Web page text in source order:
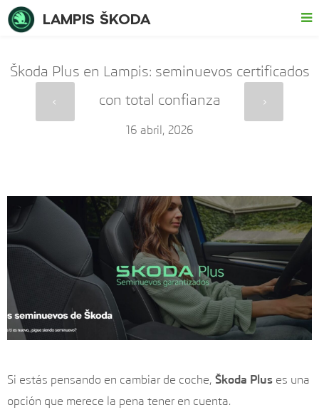
Škoda Plus en Lampis: seminuevos certificados
con total confianza
16 abril, 2026
Si estás pensando en cambiar de coche, Škoda Plus es una
opción que merece la pena tener en cuenta.
LAMPIS ŠKODA